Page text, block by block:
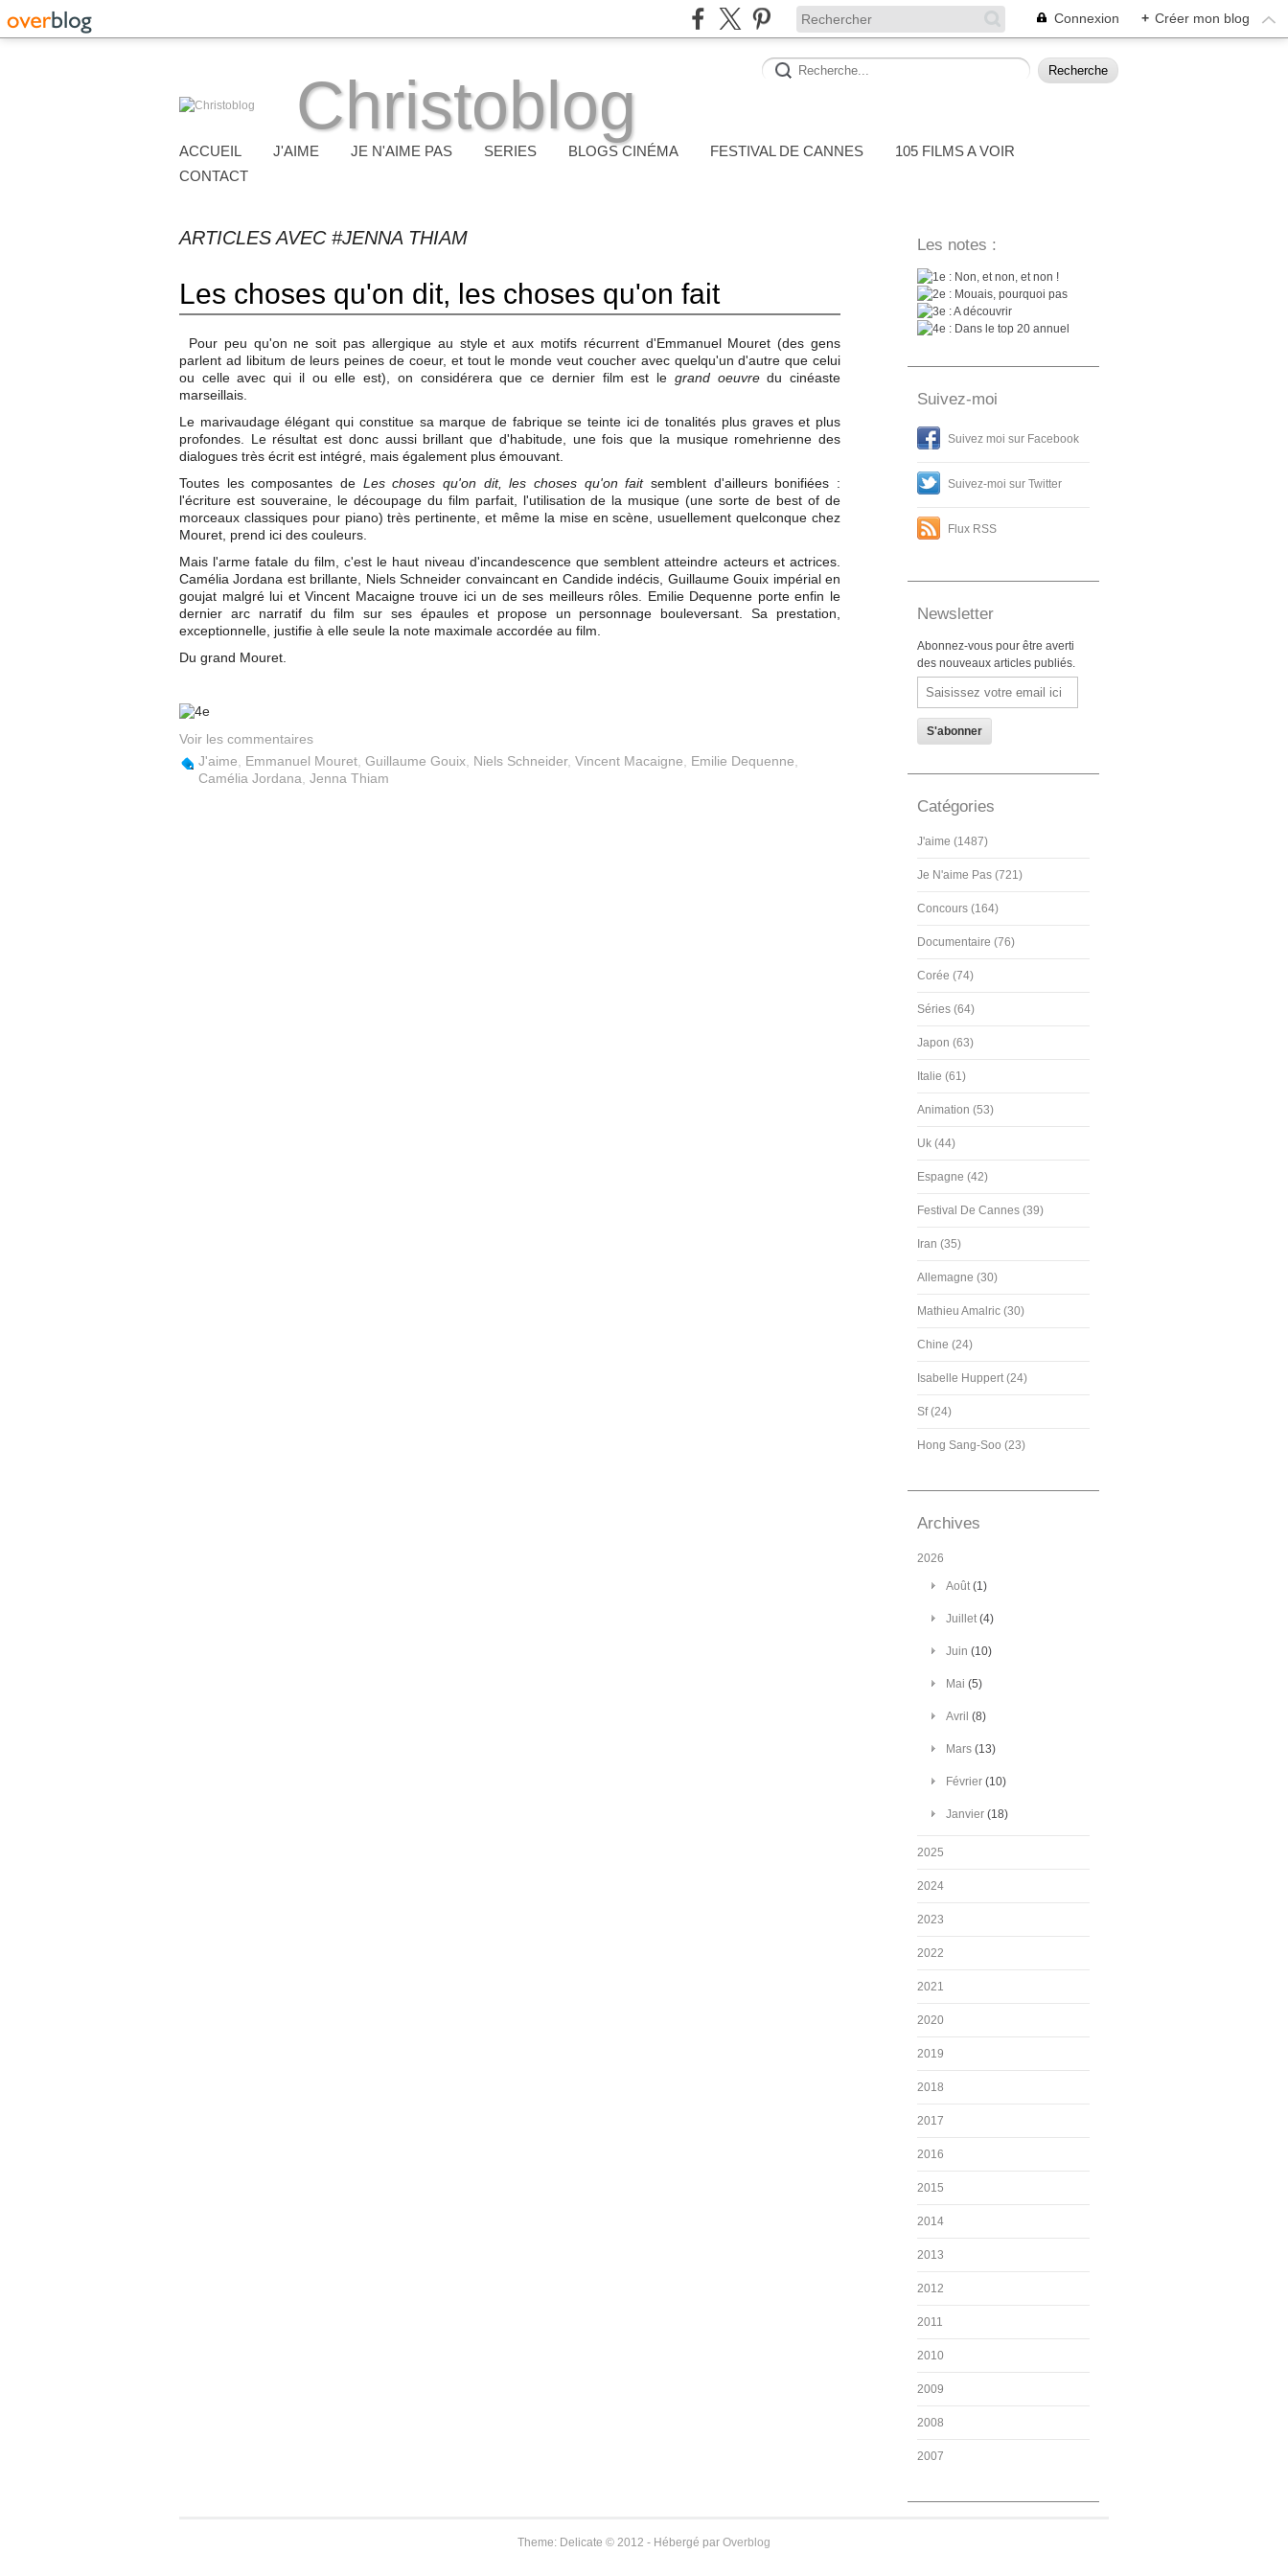
Connexion + Créer mon blog
Christoblog
ACCUEIL J'AIME JE N'AIME PAS SERIES BLOGS CINÉMA FESTIVAL DE CANNES
105 FILMS A VOIR
CONTACT
ARTICLES AVEC #JENNA THIAM
Les choses qu'on dit, les choses qu'on fait
Pour peu qu'on ne soit pas allergique au style et aux motifs récurrent d'Emmanuel Mouret (des gens
parlent ad libitum de leurs peines de coeur, et tout le monde veut coucher avec quelqu'un d'autre que celui
ou celle avec qui il ou elle est), on considérera que ce dernier film est le grand oeuvredu cinéaste
marseillais.
Le marivaudage élégant qui constitue sa marque de fabrique se teinte ici de tonalités plus graves et plus
profondes. Le résultat est donc aussi brillant que d'habitude, une fois que la musique romehrienne des
dialogues très écrit est intégré, mais également plus émouvant.
Toutes les composantes de Les choses qu'on dit, les choses qu'on faitsemblent d'ailleurs bonifiées :
l'écriture est souveraine, le découpage du film parfait, l'utilisation de la musique (une sorte de best of de
morceaux classiques pour piano) très pertinente, et même la mise en scène, usuellement quelconque chez
Mouret, prend ici des couleurs.
Mais l'arme fatale du film, c'est le haut niveau d'incandescence que semblent atteindre acteurs et actrices.
Camélia Jordana est brillante, Niels Schneider convaincant en Candide indécis, Guillaume Gouix impérial en
goujat malgré lui et Vincent Macaigne trouve ici un de ses meilleurs rôles. Emilie Dequenne porte enfin le
dernier arc narratif du film sur ses épaules et propose un personnage bouleversant. Sa prestation,
exceptionnelle, justifie à elle seule la note maximale accordée au film.
Du grand Mouret.
Voir les commentaires
J'aime
Emmanuel Mouret Guillaume Gouix Niels Schneider, Vincent Macaigne Emilie Dequenne
Camélia Jordana Jenna Thiam
Les notes :
: Non, et non, et non !
: Mouais, pourquoi pas
: A découvrir
: Dans le top 20 annuel
Suivez-moi
Suivez moi sur Facebook
Suivez-moi sur Twitter
Flux RSS
Newsletter
Abonnez-vous pour être averti
des nouveaux articles publiés.
Email
Catégories
J'aime (1487)
Je N'aime Pas (721)
Concours (164)
Documentaire (76)
Corée (74)
Séries (64)
Japon (63)
Italie (61)
Animation (53)
Uk (44)
Espagne (42)
Festival De Cannes (39)
Iran (35)
Allemagne (30)
Mathieu Amalric (30)
Chine (24)
Isabelle Huppert (24)
Sf (24)
Hong Sang-Soo (23)
Archives
2026
Août(1)
Juillet(4)
Juin (10)
Mai (5)
Avril (8)
Mars (13)
Février (10)
Janvier (18)
2025
2024
2023
2022
2021
2020
2019
2018
2017
2016
2015
2014
2013
2012
2011
2010
2009
2008
2007
Theme: Delicate © 2012 - Hébergé par Overblog